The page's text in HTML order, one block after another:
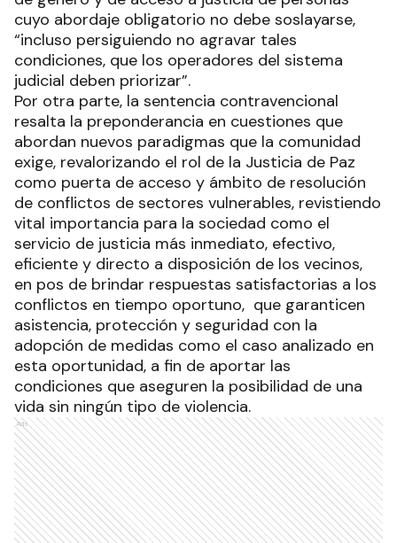
cuyo abordaje obligatorio no debe soslayarse,
“incluso persiguiendo no agravar tales
condiciones, que los operadores del sistema
judicial deben priorizar”.
Por otra parte, la sentencia contravencional
resalta la preponderancia en cuestiones que
abordan nuevos paradigmas que la comunidad
exige, revalorizando el rol de la Justicia de Paz
como puerta de acceso y ámbito de resolución
de conflictos de sectores vulnerables, revistiendo
vital importancia para la sociedad como el
servicio de justicia más inmediato, efectivo,
eficiente y directo a disposición de los vecinos,
en pos de brindar respuestas satisfactorias a los
conflictos en tiempo oportuno, que garanticen
asistencia, protección y seguridad con la
adopción de medidas como el caso analizado en
esta oportunidad, a fin de aportar las
condiciones que aseguren la posibilidad de una
vida sin ningún tipo de violencia.
Ads